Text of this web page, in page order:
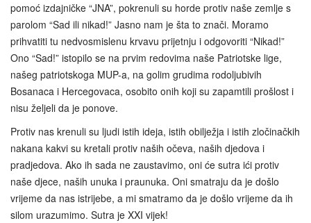
pomoć izdajničke “JNA”, pokrenuli su horde protiv naše zemlje s
parolom “Sad ili nikad!” Jasno nam je šta to znači. Moramo
prihvatiti tu nedvosmislenu krvavu prijetnju i odgovoriti “Nikad!”
Ono “Sad!” istopilo se na prvim redovima naše Patriotske lige,
našeg patriotskoga MUP-a, na golim grudima rodoljubivih
Bosanaca i Hercegovaca, osobito onih koji su zapamtili prošlost i
nisu željeli da je ponove.
Protiv nas krenuli su ljudi istih ideja, istih obilježja i istih zločinačkih
nakana kakvi su kretali protiv naših očeva, naših djedova i
pradjedova. Ako ih sada ne zaustavimo, oni će sutra ići protiv
naše djece, naših unuka i praunuka. Oni smatraju da je došlo
vrijeme da nas istrijebe, a mi smatramo da je došlo vrijeme da ih
silom urazumimo. Sutra je XXI vijek!